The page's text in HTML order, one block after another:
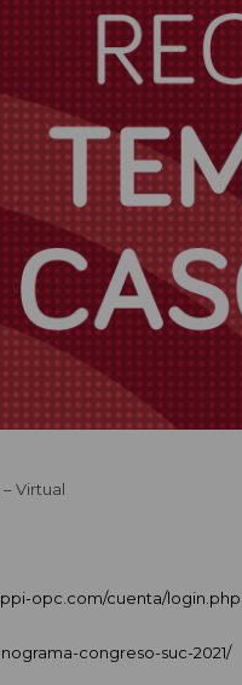
Virtual
opc.com/cuenta/login.php
congreso-suc-2021/